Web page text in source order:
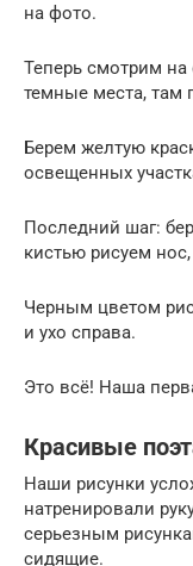
на фото.
Теперь смотрим
темные места, там
Берем желтую
освещенных
Последний шаг:
кистью рисуем
Черным цветом
и ухо справа.
Это всё! Наша
Красивые
Наши рисунки
натренировали
серьезным
сидящие.